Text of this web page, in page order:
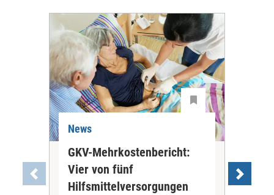
News
GKV-Mehrkostenbericht:
Vier von fünf
Hilfsmittelversorgungen